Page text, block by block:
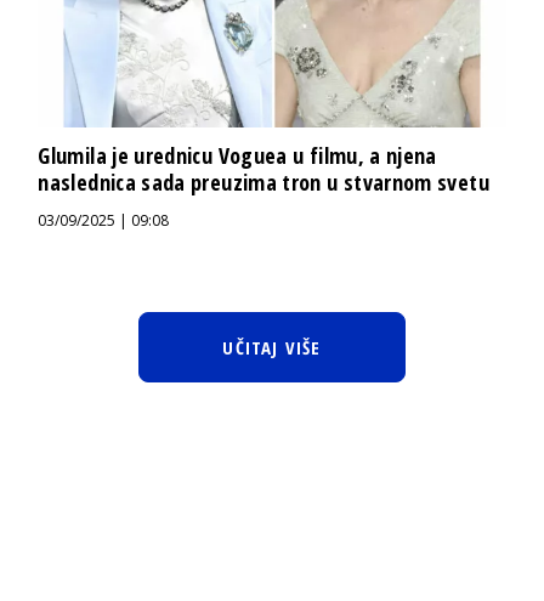
Glumila je urednicu Voguea u filmu, a njena
naslednica sada preuzima tron u stvarnom svetu
03/09/2025 | 09:08
UČITAJ VIŠE